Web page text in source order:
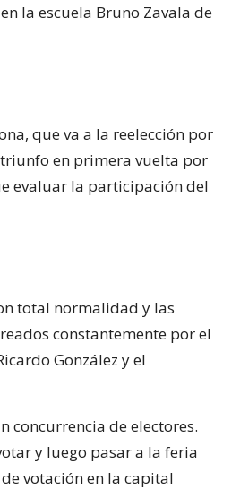
la escuela Bruno Zavala de
que va a la reelección por
en primera vuelta por
evaluar la participación del
total normalidad y las
constantemente por el
González y el
concurrencia de electores.
y luego pasar a la feria
votación en la capital